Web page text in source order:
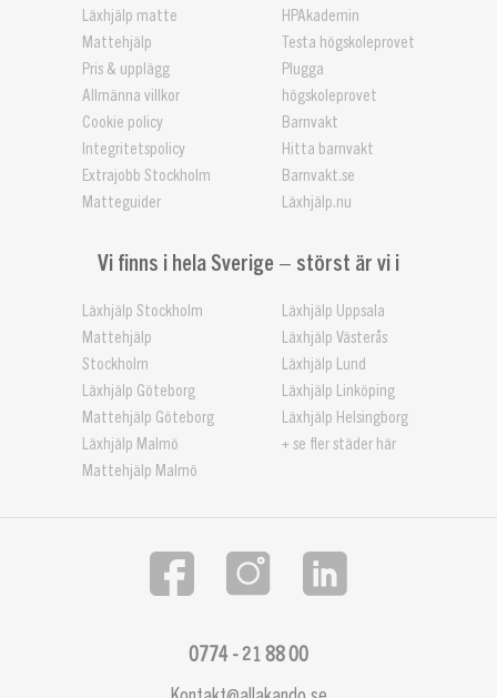
Läxhjälp matte
Mattehjälp
Pris & upplägg
Allmänna villkor
Cookie policy
Integritetspolicy
Extrajobb Stockholm
Matteguider
HPAkademin
Testa högskoleprovet
Plugga
högskoleprovet
Barnvakt
Hitta barnvakt
Barnvakt.se
Läxhjälp.nu
Vi finns i hela Sverige – störst är vi i
Läxhjälp Stockholm
Mattehjälp
Stockholm
Läxhjälp Göteborg
Mattehjälp Göteborg
Läxhjälp Malmö
Mattehjälp Malmö
Läxhjälp Uppsala
Läxhjälp Västerås
Läxhjälp Lund
Läxhjälp Linköping
Läxhjälp Helsingborg
+ se fler städer här
0774 - 21 88 00